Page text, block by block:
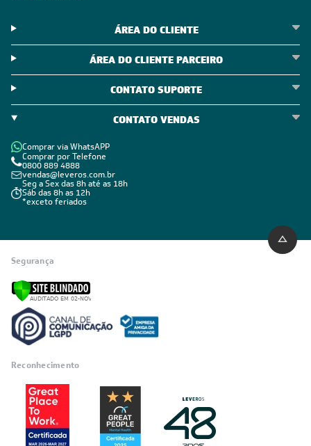
ÁREA DO CLIENTE
ÁREA DO CLIENTE PARCEIRO
CONTATO SUPORTE
CONTATO VENDAS
Comprar via WhatsAPP
Comprar por Telefone
0800 889 4888
vendas@leveros.com.br
Seg a Sex das 8h até as 18h
Sáb das 8h as 12h
*exceto feriados
Segurança
Reconhecimento